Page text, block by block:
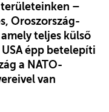
–
Oroszország-
teljes külső
épp betelepíti
a NATO-
van